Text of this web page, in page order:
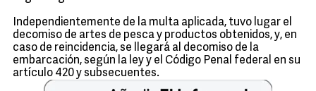
Independientemente de la multa aplicada, tuvo lugar el
decomiso de artes de pesca y productos obtenidos, y, en
caso de reincidencia, se llegará al decomiso de la
embarcación, según la ley y el Código Penal federal en su
artículo 420 y subsecuentes.